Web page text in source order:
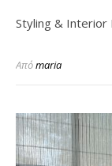
Styling & Interior
Απόmaria